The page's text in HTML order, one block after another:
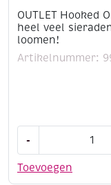
OUTLET Hooked
heel veel
loomen!
Artikelnummer:
Toevoegen
-
On